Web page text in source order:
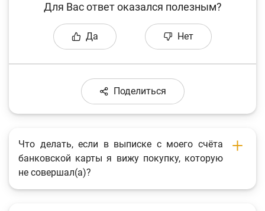
Для Вас ответ оказался полезным?
Да Нет
Поделиться
Что делать, если в выписке с моего счёта
банковской карты я вижу покупку, которую
не совершал(а)?